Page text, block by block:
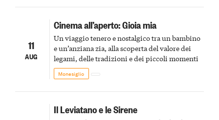
11
AUG
Cinema all’aperto: Gioia mia
Un viaggio tenero e nostalgico tra un bambino
e un’anziana zia, alla scoperta del valore dei
legami, delle tradizioni e dei piccoli momenti
Monesiglio
Il Leviatano e le Sirene